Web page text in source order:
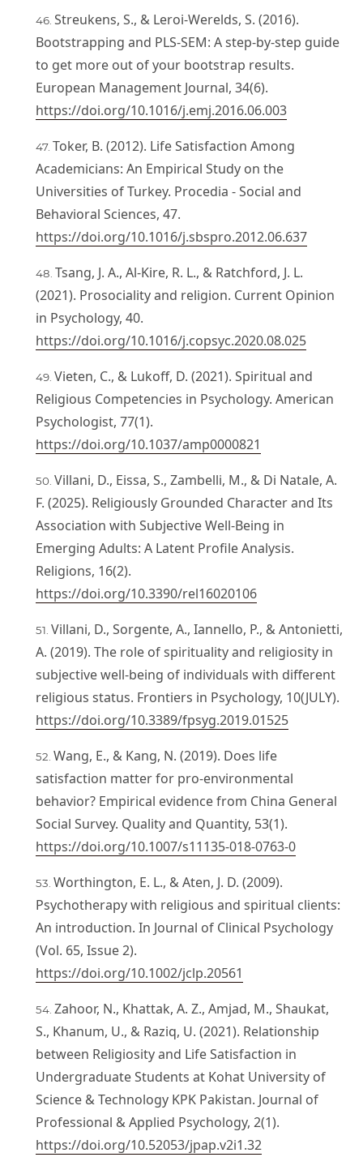
Streukens, S., & Leroi-Werelds, S. (2016).
Bootstrapping and PLS-SEM: A step-by-step guide
to get more out of your bootstrap results.
European Management Journal, 34(6).
https://doi.org/10.1016/j.emj.2016.06.003
Toker, B. (2012). Life Satisfaction Among
Academicians: An Empirical Study on the
Universities of Turkey. Procedia - Social and
Behavioral Sciences, 47.
https://doi.org/10.1016/j.sbspro.2012.06.637
Tsang, J. A., Al-Kire, R. L., & Ratchford, J. L.
(2021). Prosociality and religion. Current Opinion
in Psychology, 40.
https://doi.org/10.1016/j.copsyc.2020.08.025
Vieten, C., & Lukoff, D. (2021). Spiritual and
Religious Competencies in Psychology. American
Psychologist, 77(1).
https://doi.org/10.1037/amp0000821
Villani, D., Eissa, S., Zambelli, M., & Di Natale, A.
F. (2025). Religiously Grounded Character and Its
Association with Subjective Well-Being in
Emerging Adults: A Latent Profile Analysis.
Religions, 16(2).
https://doi.org/10.3390/rel16020106
Villani, D., Sorgente, A., Iannello, P., & Antonietti,
A. (2019). The role of spirituality and religiosity in
subjective well-being of individuals with different
religious status. Frontiers in Psychology, 10(JULY).
https://doi.org/10.3389/fpsyg.2019.01525
Wang, E., & Kang, N. (2019). Does life
satisfaction matter for pro-environmental
behavior? Empirical evidence from China General
Social Survey. Quality and Quantity, 53(1).
https://doi.org/10.1007/s11135-018-0763-0
Worthington, E. L., & Aten, J. D. (2009).
Psychotherapy with religious and spiritual clients:
An introduction. In Journal of Clinical Psychology
(Vol. 65, Issue 2).
https://doi.org/10.1002/jclp.20561
Zahoor, N., Khattak, A. Z., Amjad, M., Shaukat,
S., Khanum, U., & Raziq, U. (2021). Relationship
between Religiosity and Life Satisfaction in
Undergraduate Students at Kohat University of
Science & Technology KPK Pakistan. Journal of
Professional & Applied Psychology, 2(1).
https://doi.org/10.52053/jpap.v2i1.32